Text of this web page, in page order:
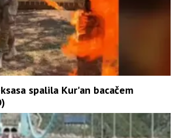
spalila Kur'an bacačem